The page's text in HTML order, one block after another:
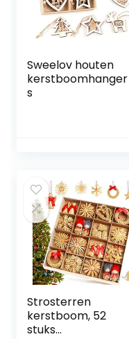
Sweelov houten
kerstboomhanger
s
Strosterren
kerstboom, 52
stuks